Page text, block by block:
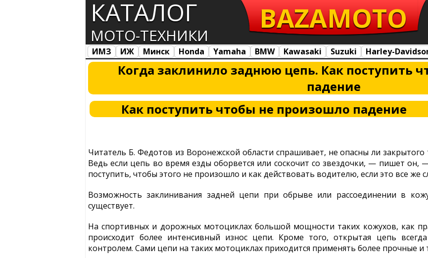
КАТАЛОГ
МОТО-ТЕХНИКИ
BAZAMOTO
ИМЗ ИЖ Минск Honda Yamaha BMW Kawasaki Suzuki Harley-
Все марки
Загрузка...
Когда заклинило заднюю цепь. Как поступить
падение
Как поступить чтобы не произошло падение
Читатель Б. Федотов из Воронежской области спрашивает, не опасны ли
Ведь если цепь во время езды оборвется или соскочит со звездочки, — пишет он,
поступить, чтобы этого не произошло и как действовать водителю, если это все же
Возможность заклинивания задней цепи при обрыве или рассоединении в
существует.
На спортивных и дорожных мотоциклах большой мощности таких кожухов, как
происходит более интенсивный износ цепи. Кроме того, открытая цепь
контролем. Сами цепи на таких мотоциклах приходится применять более прочные и